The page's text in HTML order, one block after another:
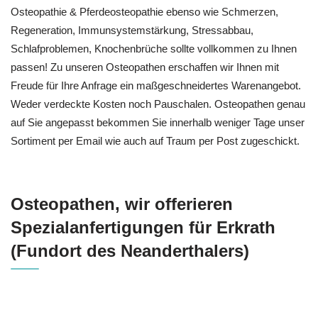
Osteopathie & Pferdeosteopathie ebenso wie Schmerzen,
Regeneration, Immunsystemstärkung, Stressabbau,
Schlafproblemen, Knochenbrüche sollte vollkommen zu Ihnen
passen! Zu unseren Osteopathen erschaffen wir Ihnen mit
Freude für Ihre Anfrage ein maßgeschneidertes Warenangebot.
Weder verdeckte Kosten noch Pauschalen. Osteopathen genau
auf Sie angepasst bekommen Sie innerhalb weniger Tage unser
Sortiment per Email wie auch auf Traum per Post zugeschickt.
Osteopathen, wir offerieren
Spezialanfertigungen für Erkrath
(Fundort des Neanderthalers)